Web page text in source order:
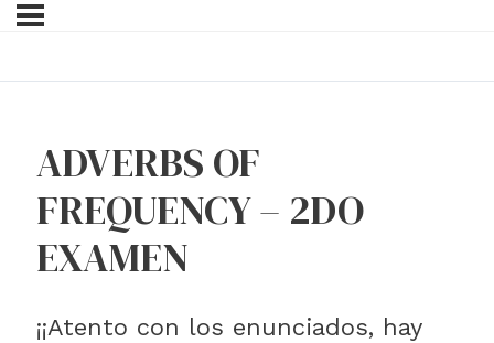
ADVERBS OF
FREQUENCY – 2DO
EXAMEN
¡¡Atento con los enunciados, hay